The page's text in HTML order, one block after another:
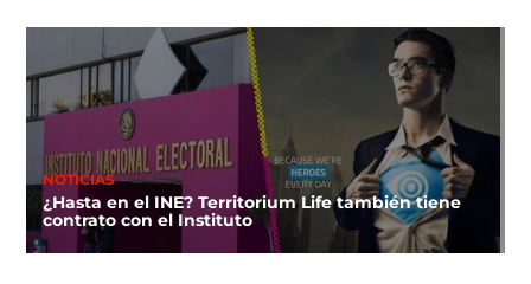
NOTICIAS
¿Hasta en el INE? Territorium Life también tiene
contrato con el Instituto